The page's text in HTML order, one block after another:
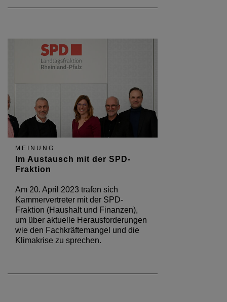
MEINUNG
Im Austausch mit der SPD-
Fraktion
Am 20. April 2023 trafen sich
Kammervertreter mit der SPD-
Fraktion (Haushalt und Finanzen),
um über aktuelle Herausforderungen
wie den Fachkräftemangel und die
Klimakrise zu sprechen.